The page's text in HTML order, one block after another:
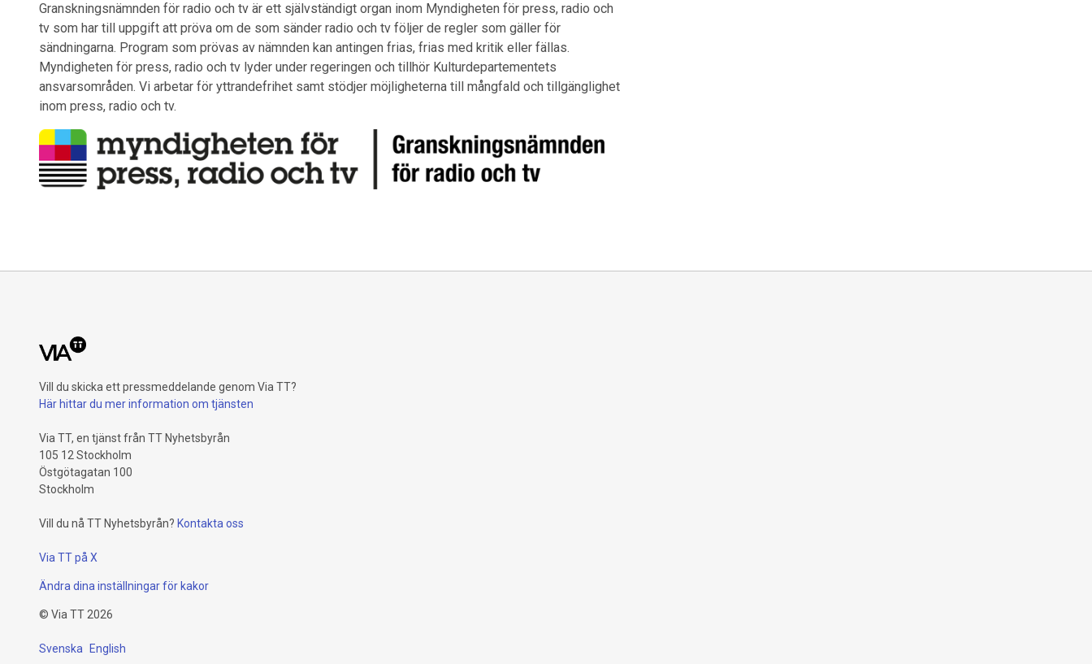
Granskningsnämnden för radio och tv är ett självständigt organ inom Myndigheten för press, radio och
tv som har till uppgift att pröva om de som sänder radio och tv följer de regler som gäller för
sändningarna. Program som prövas av nämnden kan antingen frias, frias med kritik eller fällas.
Myndigheten för press, radio och tv lyder under regeringen och tillhör Kulturdepartementets
ansvarsområden. Vi arbetar för yttrandefrihet samt stödjer möjligheterna till mångfald och tillgänglighet
inom press, radio och tv.
Vill du skicka ett pressmeddelande genom Via TT?
Här hittar du mer information om tjänsten
Via TT, en tjänst från TT Nyhetsbyrån
105 12 Stockholm
Östgötagatan 100
Stockholm
Vill du nå TT Nyhetsbyrån? Kontakta oss
Via TT på X
Ändra dina inställningar för kakor
© Via TT 2026
Svenska English